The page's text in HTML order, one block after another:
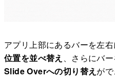
アプリ上部にあるバーを左
位置を並べ替え 、さらにバ
Slide Overへの切り替え がで